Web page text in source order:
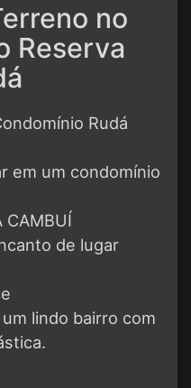
no
Reserva
Rudá
em um condomínio
CAMBUÍ
de lugar
lindo bairro com